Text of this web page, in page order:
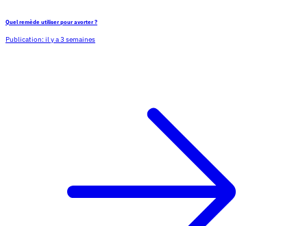
Quel remède utiliser pour avorter ?
Publication: il y a 3 semaines